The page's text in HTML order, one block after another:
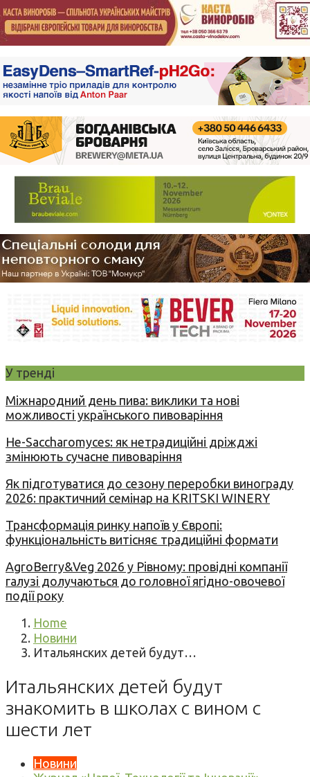
У тренді
Міжнародний день пива: виклики та нові
можливості українського пивоваріння
Не-Saccharomyces: як нетрадиційні дріжджі
змінюють сучасне пивоваріння
Як підготуватися до сезону переробки винограду
2026: практичний семінар на KRITSKI WINERY
Трансформація ринку напоїв у Європі:
функціональність витісняє традиційні формати
AgroBerry&Veg 2026 у Рівному: провідні компанії
галузі долучаються до головної ягідно-овочевої
події року
Home
Новини
Итальянских детей будут…
Итальянских детей будут
знакомить в школах с вином с
шести лет
Новини